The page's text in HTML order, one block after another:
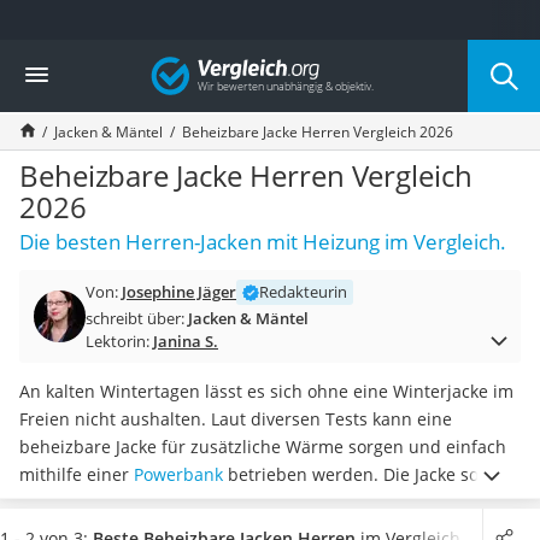
Die beliebtesten Vergleiche nach Kategorie
Mode
Boxershorts
Cellulite-Leggings
Herrensocken
Polarisierte Sonnenbrille
Hausschuhe Herren
Radunterhose Damen
Überzieh-Sonnenbrille
RFID-Blocker
Geldbörse Herren
Knirps-Regenschirm
Periodenunterwäsche
RFID-Schutzkarte
Motorradbrillen
Vergleich
Jacken & Mäntel Beheizbare Jacke Herren Vergleich 2026
Beheizbare Jacke Herren Vergleich
2026
Die besten Herren-Jacken mit Heizung im Vergleich.
Von: Josephine Jäger
Redakteurin
schreibt über: Jacken & Mäntel
Lektorin: Janina S.
An kalten Wintertagen lässt es sich ohne eine Winterjacke im
Freien nicht aushalten. Laut diversen Tests kann eine
beheizbare Jacke für zusätzliche Wärme sorgen und einfach
mithilfe einer Powerbank betrieben werden. Die Jacke sorgt
für eine Wärmezufuhr, die verschiedeneHeizzonen aktiviert
und Ihren Körper aufwärmt.In unserer Vergleichstabelle